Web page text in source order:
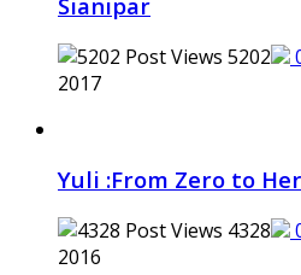
5202
2017
Yuli :From Zero to
4328
2016